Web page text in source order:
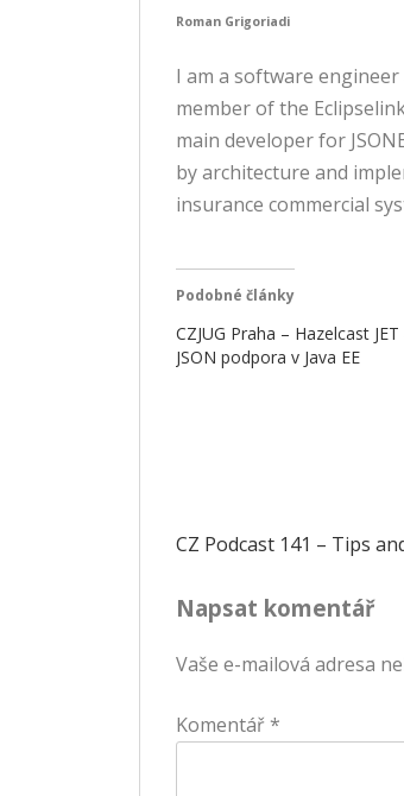
Roman Grigoriadi
I am a software engineer
member of the
main developer for
by architecture and
insurance commercial
Podobné články
CZJUG Praha – Hazelcast JET
JSON podpora v Java EE
Navigace
pro
příspěvek
CZ Podcast 141 – Tips
Napsat komentář
Vaše e-mailová adresa
Komentář *